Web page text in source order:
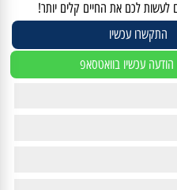
המחשב הבא שלכם?
לכם את החיים קלים יותר!
התקשרו עכשיו